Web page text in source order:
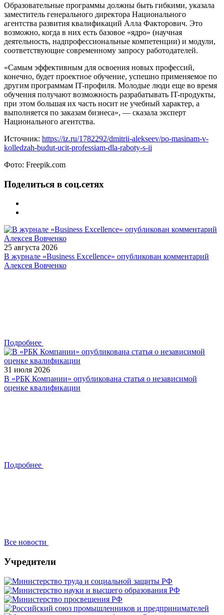
Образовательные программы должны быть гибкими, указала
заместитель генерального директора Национального
агентства развития квалификаций Алла Факторович. Это
возможно, когда в них есть базовое «ядро» (научная
деятельность, надпрофессиональные компетенции) и модули,
соответствующие современному запросу работодателей.
«Самым эффективным для освоения новых профессий,
конечно, будет проектное обучение, успешно применяемое по
другим программам IT-профиля. Молодые люди еще во время
обучения получают возможность разрабатывать IT-продукты,
при этом большая их часть носит не учебный характер, а
выполняется по заказам бизнеса», — сказала эксперт
Национального агентства.
Источник: https://iz.ru/1782292/dmitrii-alekseev/po-masinam-v-
kolledzah-budut-ucit-professiam-dla-raboty-s-ii
Фото: Freepik.com
Поделиться в соц.сетях
25 августа 2026
В журнале «Business Excellence» опубликован комментарий
Алексея Вовченко
Подробнее
31 июля 2026
В «РБК Компании» опубликована статья о независимой
оценке квалификации
Подробнее
Все новости
Учредители